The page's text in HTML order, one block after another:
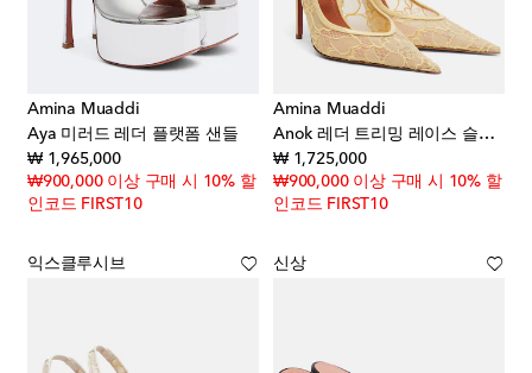
Amina Muaddi
Aya 미러드 레더 플랫폼 샌들
₩ 1,965,000original price
₩900,000 이상 구매 시 10% 할
인코드 FIRST10
Amina Muaddi
Anok 레더 트리밍 레이스 슬링백 펌프스
₩ 1,725,000original price
₩900,000 이상 구매 시 10% 할
인코드 FIRST10
익스클루시브 신상